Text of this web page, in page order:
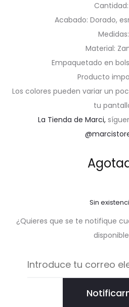
Cantidad:
Acabado: Dorado,
Medidas:
Material:
Empaquetado en
Producto
Los colores pueden variar un
tu
La Tienda de Marci,
Sin
¿Quieres que se te notifique